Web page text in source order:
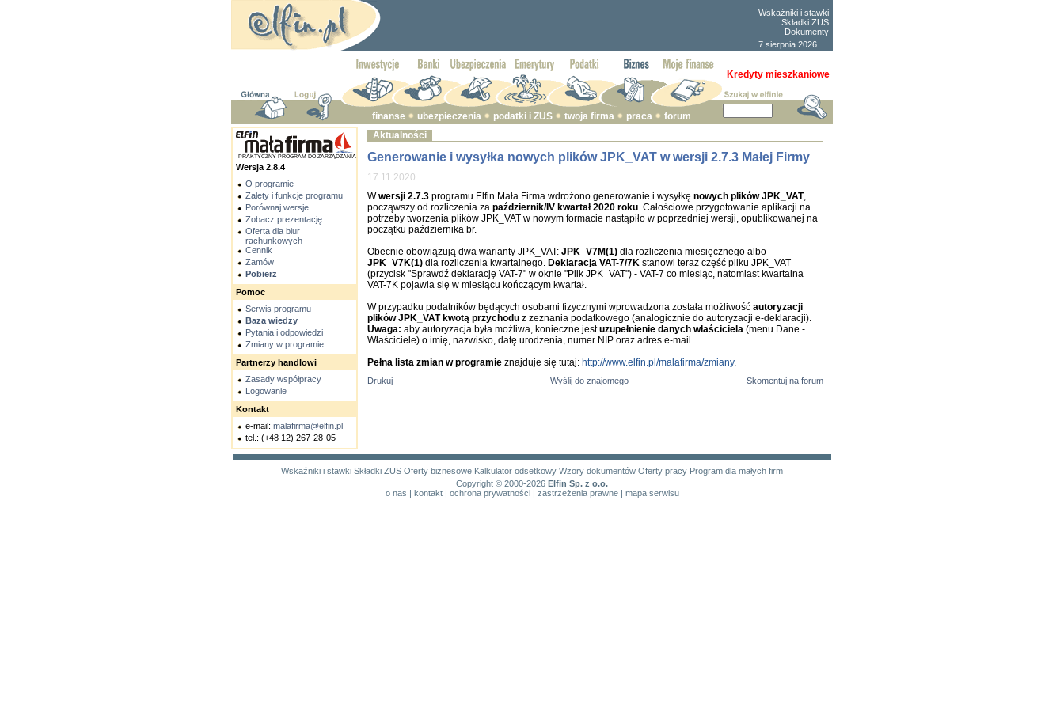
Wskaźniki i stawki
Składki ZUS
Dokumenty
7 sierpnia 2026
Kredyty mieszkaniowe
finanse ubezpieczenia podatki i ZUS twoja firma praca forum
PRAKTYCZNY PROGRAM DO ZARZĄDZANIA
Wersja 2.8.4
O programie
Zalety i funkcje programu
Porównaj wersje
Zobacz prezentację
Oferta dla biur
rachunkowych
Cennik
Zamów
Pobierz
Pomoc
Serwis programu
Baza wiedzy
Pytania i odpowiedzi
Zmiany w programie
Partnerzy handlowi
Zasady współpracy
Logowanie
Kontakt
e-mail: malafirma@elfin.pl
tel.: (+48 12) 267-28-05
Aktualności
Generowanie i wysyłka nowych plików JPK_VAT w wersji 2.7.3 Małej Firmy
17.11.2020
Wwersji 2.7.3 programu Elfin Mała Firma wdrożono generowanie i wysyłkę nowych plików JPK_VAT,
począwszy od rozliczenia za październik/IV kwartał 2020 roku. Całościowe przygotowanie aplikacji na
potrzeby tworzenia plików JPK_VAT w nowym formacie nastąpiło w poprzedniej wersji, opublikowanej na
początku października br.
Obecnie obowiązują dwa warianty JPK_VAT: JPK_V7M(1) dla rozliczenia miesięcznego albo
JPK_V7K(1) dla rozliczenia kwartalnego. Deklaracja VAT-7/7K stanowi teraz część pliku JPK_VAT
(przycisk "Sprawdź deklarację VAT-7" w oknie "Plik JPK_VAT") - VAT-7 co miesiąc, natomiast kwartalna
VAT-7K pojawia się w miesiącu kończącym kwartał.
W przypadku podatników będących osobami fizycznymi wprowadzona została możliwość autoryzacji
plików JPK_VAT kwotą przychodu z zeznania podatkowego (analogicznie do autoryzacji e-deklaracji).
Uwaga: aby autoryzacja była możliwa, konieczne jestuzupełnienie danych właściciela (menu Dane -
Właściciele) o imię, nazwisko, datę urodzenia, numer NIP oraz adres e-mail.
Pełna lista zmian w programie znajduje się tutaj: http://www.elfin.pl/malafirma/zmiany.
Drukuj Wyślij do znajomego Skomentuj na forum
Wskaźniki i stawki Składki ZUS Oferty biznesowe Kalkulator odsetkowy Wzory dokumentów Oferty pracy Program dla małych firm
Copyright © 2000-2026 Elfin Sp. z o.o.
o nas | kontakt| ochrona prywatności| zastrzeżenia prawne| mapa serwisu